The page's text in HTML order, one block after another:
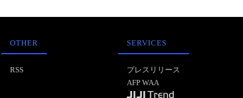
OTHER
RSS
SERVICES
プレスリリース
AFP WAA